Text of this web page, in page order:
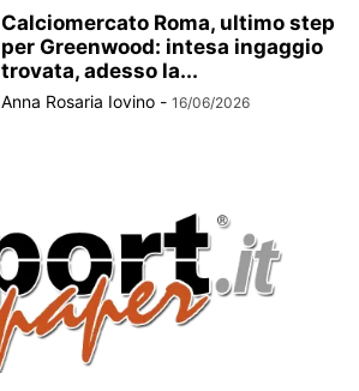
Calciomercato Roma, ultimo step
per Greenwood: intesa ingaggio
trovata, adesso la...
Anna Rosaria Iovino - 16/06/2026